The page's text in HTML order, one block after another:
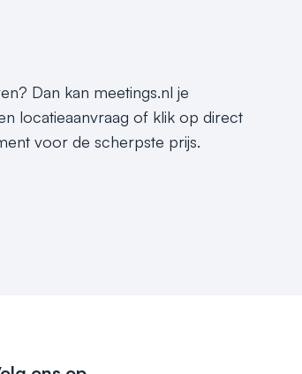
Dan kan meetings.nl je
locatieaanvraag of klik op direct
voor de scherpste prijs.